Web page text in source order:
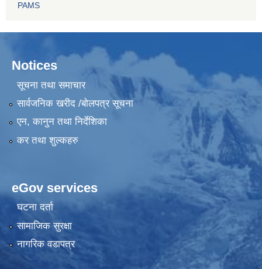
PAMS
Notices
सूचना तथा समाचार
सार्वजनिक खरीद /बोलपत्र सूचना
एन, कानुन तथा निर्देशिका
कर तथा शुल्कहरु
eGov services
घटना दर्ता
सामाजिक सुरक्षा
नागरिक वडापत्र